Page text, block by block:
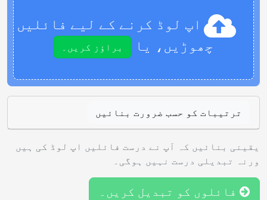
اپ لوڈ کرنے کے لیے فائلیں
چھوڑیں، یا
براؤز کریں۔
ترتیبات کو حسب ضرورت بنائیں
یقینی بنائیں کہ آپ نے درست فائلیں اپ لوڈ کی ہیں
ورنہ تبدیلی درست نہیں ہوگی۔
فائلوں کو تبدیل کریں۔